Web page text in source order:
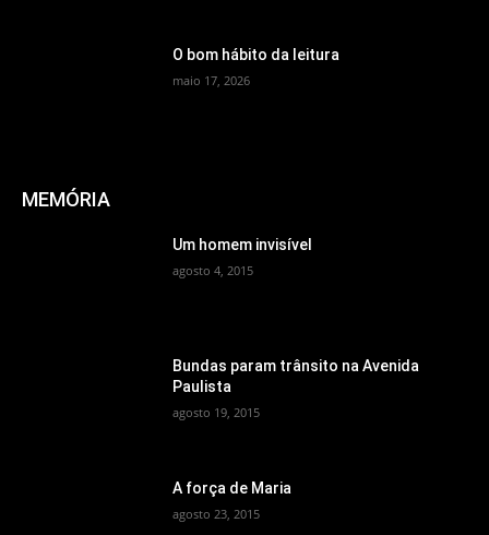
O bom hábito da leitura
maio 17, 2026
MEMÓRIA
Um homem invisível
agosto 4, 2015
Bundas param trânsito na Avenida
Paulista
agosto 19, 2015
A força de Maria
agosto 23, 2015